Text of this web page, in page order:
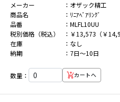
メーカー
オザック精工
商品名
ﾘﾆｱﾍﾞｱﾘﾝｸﾞ
品番
MLFL10UU
税別価格（税込）
￥13,573（￥
在庫
なし
納期
7日～10日
数量： カートへ